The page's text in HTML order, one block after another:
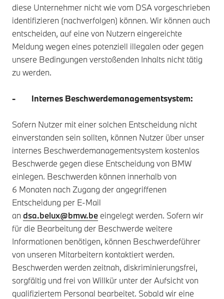
diese Unternehmer nicht wie vom DSA vorgeschrieben
identifizieren (nachverfolgen) können. Wir können auch
entscheiden, auf eine von Nutzern eingereichte
Meldung wegen eines potenziell illegalen oder gegen
unsere Bedingungen verstoßenden Inhalts nicht tätig
zu werden.
- Internes Beschwerdemanagementsystem:
Sofern Nutzer mit einer solchen Entscheidung nicht
einverstanden sein sollten, können Nutzer über unser
internes Beschwerdemanagementsystem kostenlos
Beschwerde gegen diese Entscheidung von BMW
einlegen. Beschwerden können innerhalb von
6 Monaten nach Zugang der angegriffenen
Entscheidung per E-Mail
an dsa.belux@bmw.be eingelegt werden. Sofern wir
für die Bearbeitung der Beschwerde weitere
Informationen benötigen, können Beschwerdeführer
von unseren Mitarbeitern kontaktiert werden.
Beschwerden werden zeitnah, diskriminierungsfrei,
sorgfältig und frei von Willkür unter der Aufsicht von
qualifiziertem Personal bearbeitet. Sobald wir eine